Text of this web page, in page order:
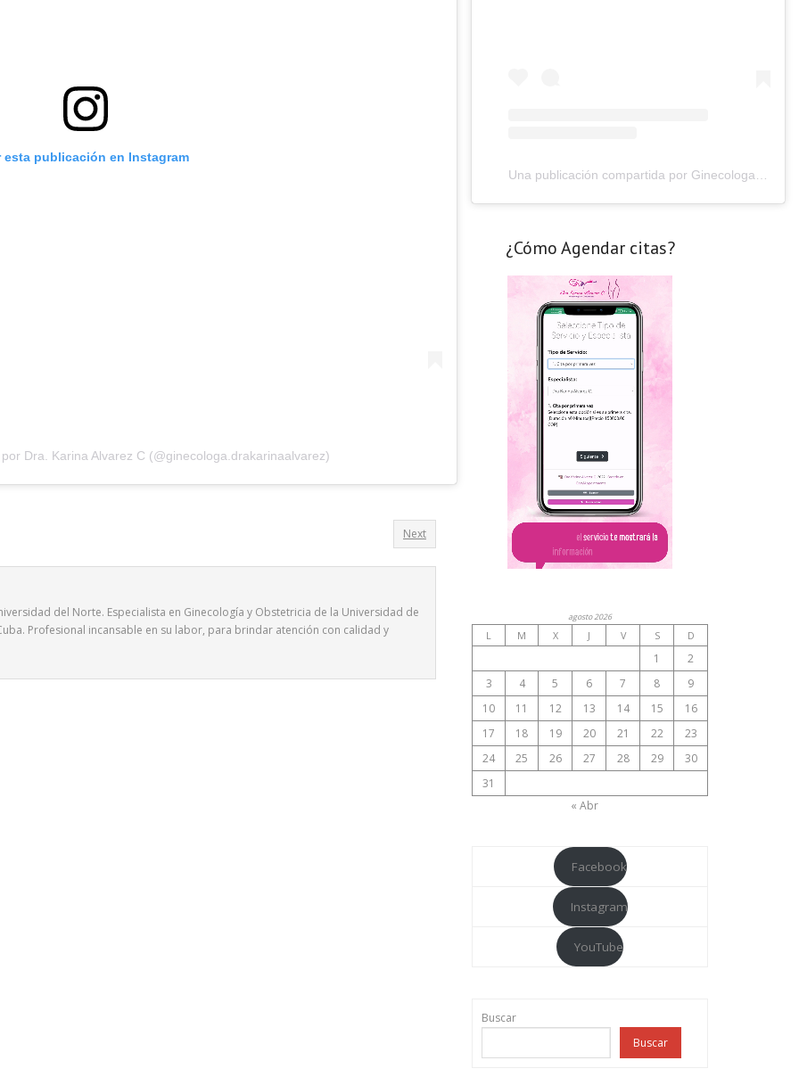
esta publicación en Instagram
Dra. Karina Alvarez C (@ginecologa.drakarinaalvarez)
Next
del Norte. Especialista en Ginecología y Obstetricia de la Universidad de
Profesional incansable en su labor, para brindar atención con calidad y
¿Cómo Agendar citas?
agosto 2026
L M X J V S D
1
2
3
4 5 6 7 8
9
10
11 12 13 14 15
16
17
18 19 20 21 22
23
24
25 26 27 28 29
30
31
« Abr
Facebook
Instagram
YouTube
Buscar
Buscar